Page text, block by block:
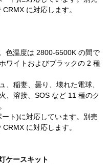
に対応します。
色温度は 2800-6500K の間で
ワイトおよびブラックの 2 種
、稲妻、曇り、壊れた電球、
、溶接、SOS など 11 種のク
ト)に対応しています。別売
に対応します。
ケースキット